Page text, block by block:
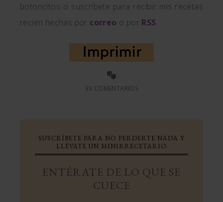
botoncitos o suscríbete para recibir mis recetas
recién hechas por correo o por RSS.
33 COMENTARIOS
SUSCRÍBETE PARA NO PERDERTE NADA Y
LLÉVATE UN MINIRRECETARIO
ENTÉRATE DE LO QUE SE
CUECE